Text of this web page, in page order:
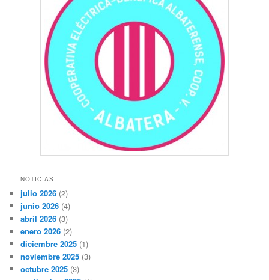
NOTICIAS
julio 2026 (2)
junio 2026 (4)
abril 2026 (3)
enero 2026 (2)
diciembre 2025 (1)
noviembre 2025 (3)
octubre 2025 (3)